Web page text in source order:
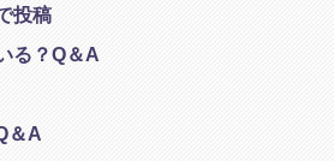
投稿
る？Q＆A
＆A